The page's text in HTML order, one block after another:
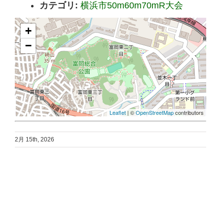
カテゴリ: 横浜市50m60m70mR大会
+
−
Leaflet | ©OpenStreetMapcontributors
2月 15th, 2026